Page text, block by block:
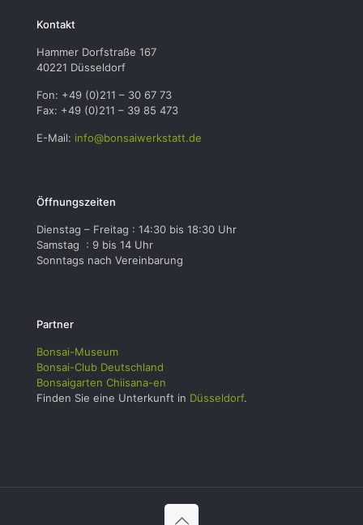
Kontakt
Hammer Dorfstraße 167
40221 Düsseldorf
Fon: +49 (0)211 – 30 67 73
Fax: +49 (0)211 – 39 85 473
E-Mail: info@bonsaiwerkstatt.de
Öffnungszeiten
Dienstag – Freitag : 14:30 bis 18:30 Uhr
Samstag : 9 bis 14 Uhr
Sonntags nach Vereinbarung
Partner
Bonsai-Museum
Bonsai-Club Deutschland
Bonsaigarten Chiisana-en
Finden Sie eine Unterkunft in Düsseldorf.